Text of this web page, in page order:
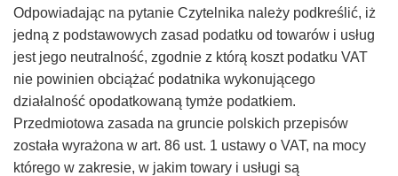
i
WSA
–
Taxfin.pl
Odpowiadając na pytanie Czytelnika należy podkreślić, iż
jedną z podstawowych zasad podatku od towarów i usług
jest jego neutralność, zgodnie z którą koszt podatku VAT
nie powinien obciążać podatnika wykonującego
działalność opodatkowaną tymże podatkiem.
Przedmiotowa zasada na gruncie polskich przepisów
została wyrażona w art. 86 ust. 1 ustawy o VAT, na mocy
którego w zakresie, w jakim towary i usługi są